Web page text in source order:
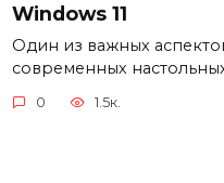
Windows 11
Один из важных
современных
0 1.5к.